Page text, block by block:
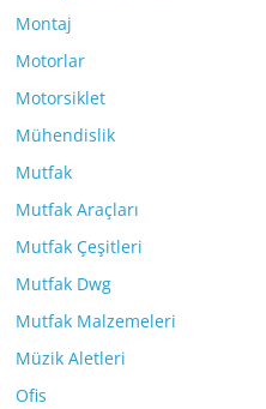
Montaj
Motorlar
Motorsiklet
Mühendislik
Mutfak
Mutfak Araçları
Mutfak Çeşitleri
Mutfak Dwg
Mutfak Malzemeleri
Müzik Aletleri
Ofis